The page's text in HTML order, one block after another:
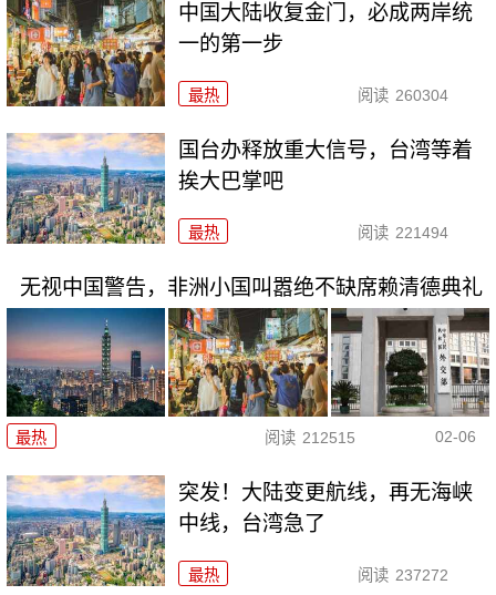
中国大陆收复金门，必成两岸统
一的第一步
最热 阅读 260304
国台办释放重大信号，台湾等着
挨大巴掌吧
最热 阅读 221494
无视中国警告，非洲小国叫嚣绝不缺席赖清德典礼
最热 阅读 212515 02-06
突发！大陆变更航线，再无海峡
中线，台湾急了
最热 阅读 237272